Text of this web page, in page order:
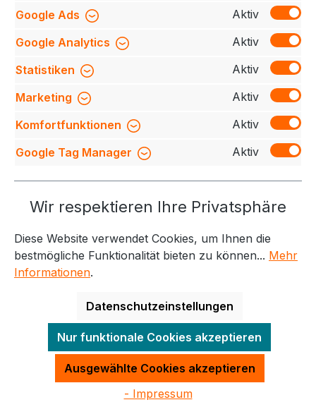
Entdecken Sie die ultimative
Kombination aus Stil und Funktionalität mit unserer
Winter Soft Shell-Jacke. Die dreischichtige…Mehr
Bewertungen
Service-Hotline
Weitere Themen
Informationen Kontakt
Alle Preise exkl. gesetzl. Mehrwertsteuer zzgl.
Versandkostenund ggf. Nachnahmegebühren, wenn
nicht anders angegeben.
Made with byQuadro GmbH
Google Ads
Aktiv
Google Analytics
Aktiv
Statistiken
Aktiv
Marketing
Aktiv
Komfortfunktionen
Aktiv
Google Tag Manager
Aktiv
Wir respektieren Ihre Privatsphäre
Diese Website verwendet Cookies, um Ihnen die
bestmögliche Funktionalität bieten zu können... Mehr
Informationen.
Datenschutzeinstellungen
Nur funktionale Cookies akzeptieren
Ausgewählte Cookies akzeptieren
- Impressum